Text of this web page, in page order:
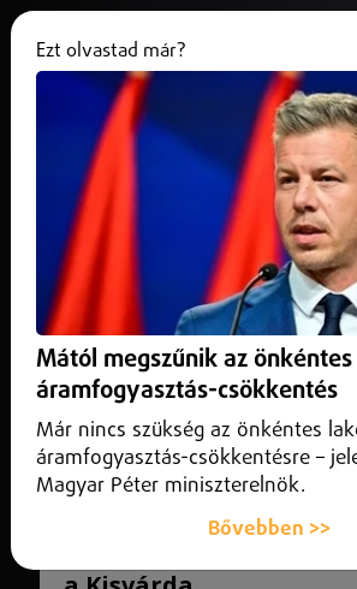
Sport
Ezt olvastad már?
Mától megszűnik az önkéntes
áramfogyasztás-csökkentés
Már nincs szükség az önkéntes
áramfogyasztás-csökkentésre –
Magyar Péter miniszterelnök.
Bővebben >>